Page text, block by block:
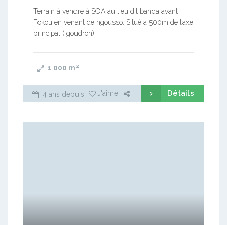
Terrain à vendre à SOA au lieu dit banda avant
Fokou en venant de ngousso. Situé a 500m de l’axe
principal ( goudron)
1 000 m²
4 ans depuis J'aime Détails